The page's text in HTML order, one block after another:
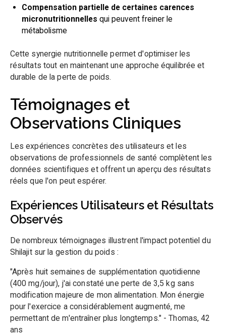
Compensation partielle de certaines carences
micronutritionnelles qui peuvent freiner le
métabolisme
Cette synergie nutritionnelle permet d'optimiser les
résultats tout en maintenant une approche équilibrée et
durable de la perte de poids.
Témoignages et
Observations Cliniques
Les expériences concrètes des utilisateurs et les
observations de professionnels de santé complètent les
données scientifiques et offrent un aperçu des résultats
réels que l'on peut espérer.
Expériences Utilisateurs et Résultats
Observés
De nombreux témoignages illustrent l'impact potentiel du
Shilajit sur la gestion du poids :
"Après huit semaines de supplémentation quotidienne
(400 mg/jour), j'ai constaté une perte de 3,5 kg sans
modification majeure de mon alimentation. Mon énergie
pour l'exercice a considérablement augmenté, me
permettant de m'entraîner plus longtemps." - Thomas, 42
ans